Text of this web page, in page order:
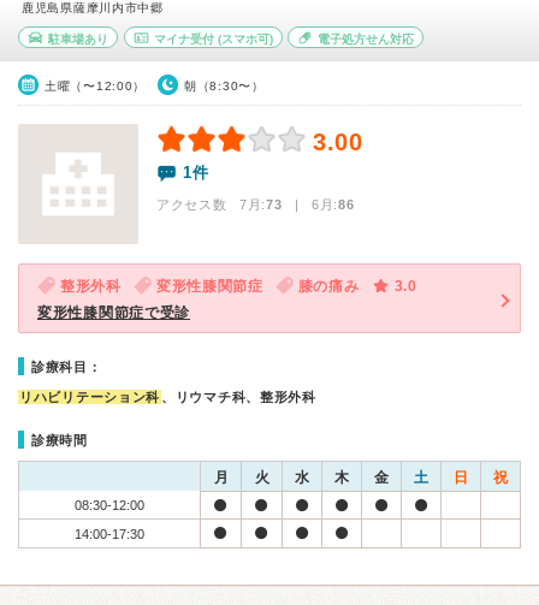
鹿児島県薩摩川内市中郷
駐車場あり マイナ受付(スマホ可) 電子処方せん対応
土曜（〜12:00） 朝（8:30〜）
3.00
1件
アクセス数 7月:73 | 6月:86
整形外科 変形性膝関節症 膝の痛み
3.0
変形性膝関節症で受診
診療科目：
リハビリテーション科 、リウマチ科、整形外科
診療時間
月 火 水 木 金 土 日 祝
08:30-12:00
14:00-17:30